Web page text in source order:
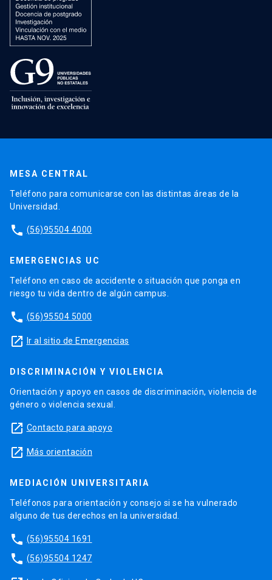
MESA CENTRAL
Teléfono para comunicarse con las distintas áreas de la
Universidad.
phone (56)95504 4000
EMERGENCIAS UC
Teléfono en caso de accidente o situación que ponga en
riesgo tu vida dentro de algún campus.
phone (56)95504 5000
launch Ir al sitio de Emergencias
DISCRIMINACIÓN Y VIOLENCIA
Orientación y apoyo en casos de discriminación, violencia de
género o violencia sexual.
launch Contacto para apoyo
launch Más orientación
MEDIACIÓN UNIVERSITARIA
Teléfonos para orientación y consejo si se ha vulnerado
alguno de tus derechos en la universidad.
phone (56)95504 1691
phone (56)95504 1247